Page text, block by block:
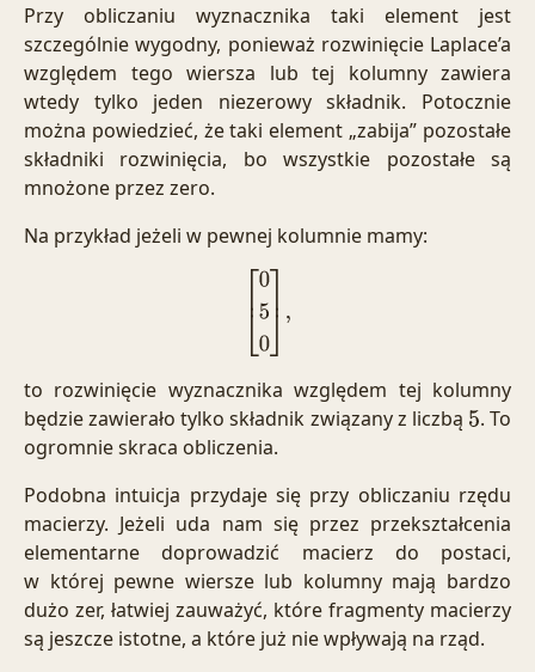
Przy obliczaniu wyznacznika taki element jest
szczególnie wygodny, ponieważ rozwinięcie Laplace’a
względem tego wiersza lub tej kolumny zawiera
wtedy tylko jeden niezerowy składnik. Potocznie
można powiedzieć, że taki element „zabija” pozostałe
składniki rozwinięcia, bo wszystkie pozostałe są
mnożone przez zero.
Na przykład jeżeli w pewnej kolumnie mamy:
05
to rozwinięcie wyznacznika względem tej kolumny
będzie zawierało tylko składnik związany z liczbą 5. To
ogromnie skraca obliczenia.
Podobna intuicja przydaje się przy obliczaniu rzędu
macierzy. Jeżeli uda nam się przez przekształcenia
elementarne doprowadzić macierz do postaci,
w której pewne wiersze lub kolumny mają bardzo
dużo zer, łatwiej zauważyć, które fragmenty macierzy
są jeszcze istotne, a które już nie wpływają na rząd.